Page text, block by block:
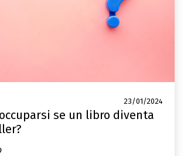
23/01/2024
se un libro diventa